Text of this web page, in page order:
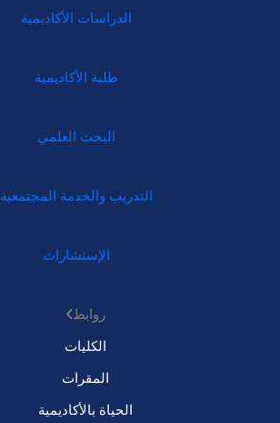
الدراسات الأكاديمية
طلبة الأكاديمية
البحث العلمي
التدريب والخدمة المجتمعية
الإستشارات
روابط
الكليات
المقرات
الحياة بالأكاديمية